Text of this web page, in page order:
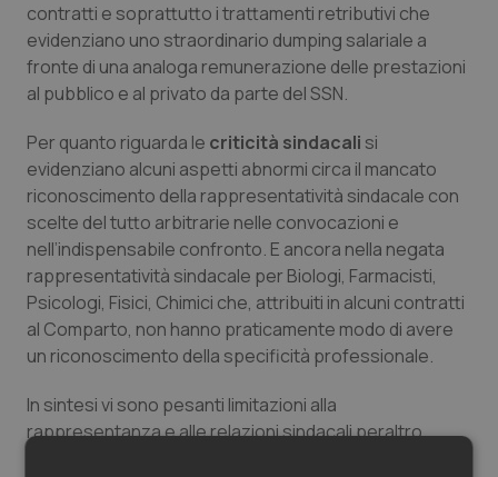
contratti e soprattutto i trattamenti retributivi che
evidenziano uno straordinario dumping salariale a
fronte di una analoga remunerazione delle prestazioni
al pubblico e al privato da parte del SSN.
Per quanto riguarda le criticità sindacali si
evidenziano alcuni aspetti abnormi circa il mancato
riconoscimento della rappresentatività sindacale con
scelte del tutto arbitrarie nelle convocazioni e
nell’indispensabile confronto. E ancora nella negata
rappresentatività sindacale per Biologi, Farmacisti,
Psicologi, Fisici, Chimici che, attribuiti in alcuni contratti
al Comparto, non hanno praticamente modo di avere
un riconoscimento della specificità professionale.
In sintesi vi sono pesanti limitazioni alla
rappresentanza e alle relazioni sindacali peraltro